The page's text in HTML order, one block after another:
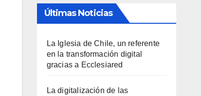
Últimas Noticias
La Iglesia de Chile, un referente
en la transformación digital
gracias a Ecclesiared
La digitalización de las